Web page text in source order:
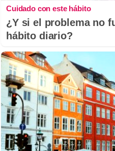
Cuidado con este hábito
¿Y si el problema no
hábito diario?